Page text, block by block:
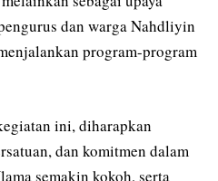
dan warga Nahdliyin
program-program
ini, diharapkan
dan komitmen dalam
semakin kokoh, serta